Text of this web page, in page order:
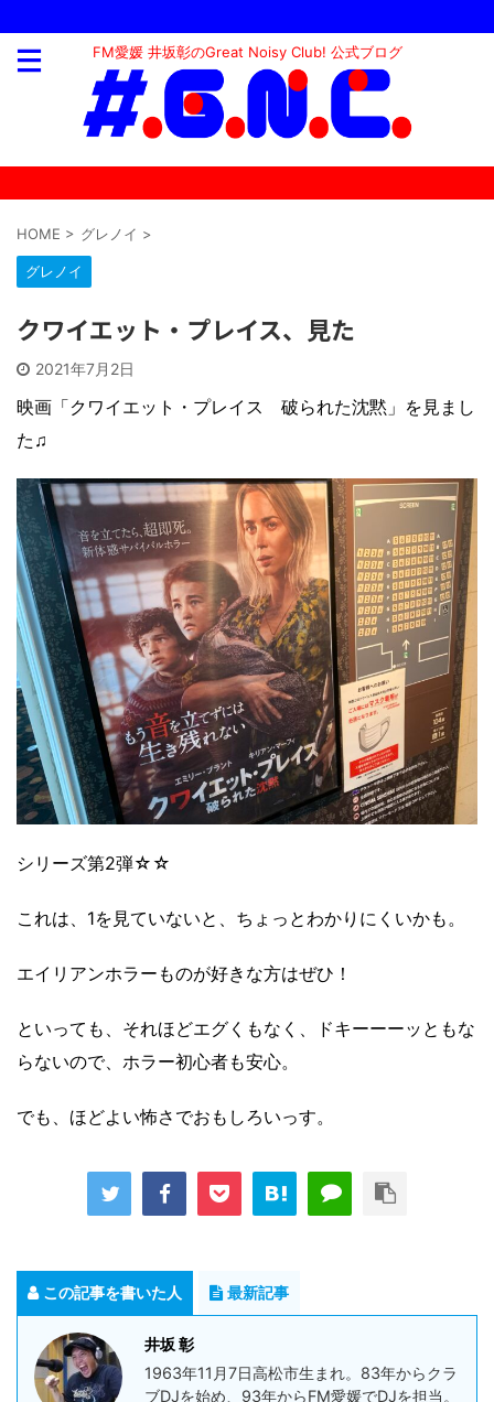
FM愛媛 井坂彰のGreat Noisy Club! 公式ブログ
HOME > グレノイ >
グレノイ
クワイエット・プレイス、見た
2021年7月2日
映画「クワイエット・プレイス 破られた沈黙」を見まし
た♫
シリーズ第2弾☆☆
これは、1を見ていないと、ちょっとわかりにくいかも。
エイリアンホラーものが好きな方はぜひ！
といっても、それほどエグくもなく、ドキーーーッともな
らないので、ホラー初心者も安心。
でも、ほどよい怖さでおもしろいっす。
この記事を書いた人 最新記事
井坂 彰
1963年11月7日高松市生まれ。83年からクラ
ブDJを始め、93年からFM愛媛でDJを担当。